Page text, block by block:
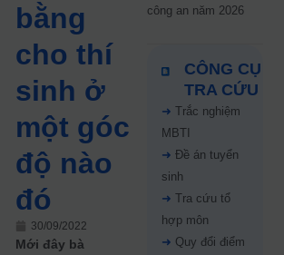
bằng
cho thí
sinh ở
một góc
độ nào
đó
30/09/2022
Mới đây bà
công an năm 2026
CÔNG CỤ
TRA CỨU
➜ Trắc nghiệm
MBTI
➜ Đề án tuyển
sinh
➜ Tra cứu tổ
hợp môn
➜ Quy đổi điểm